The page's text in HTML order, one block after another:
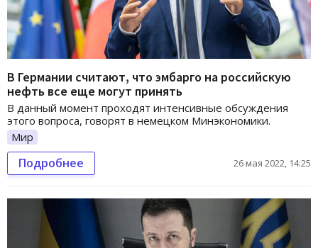
В Германии считают, что эмбарго на российскую
нефть все еще могут принять
В данный момент проходят интенсивные обсуждения
этого вопроса, говорят в немецком Минэкономики.
Мир
Подробнее 26 мая 2022, 14:25